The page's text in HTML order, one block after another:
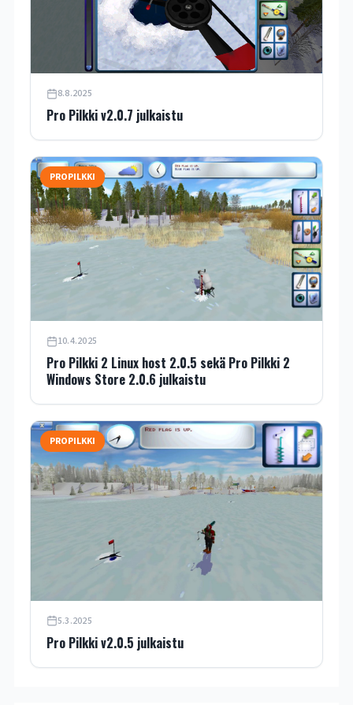
8.8.2025
Pro Pilkki v2.0.7 julkaistu
PROPILKKI
10.4.2025
Pro Pilkki 2 Linux host 2.0.5 sekä Pro Pilkki 2
Windows Store 2.0.6 julkaistu
PROPILKKI
5.3.2025
Pro Pilkki v2.0.5 julkaistu